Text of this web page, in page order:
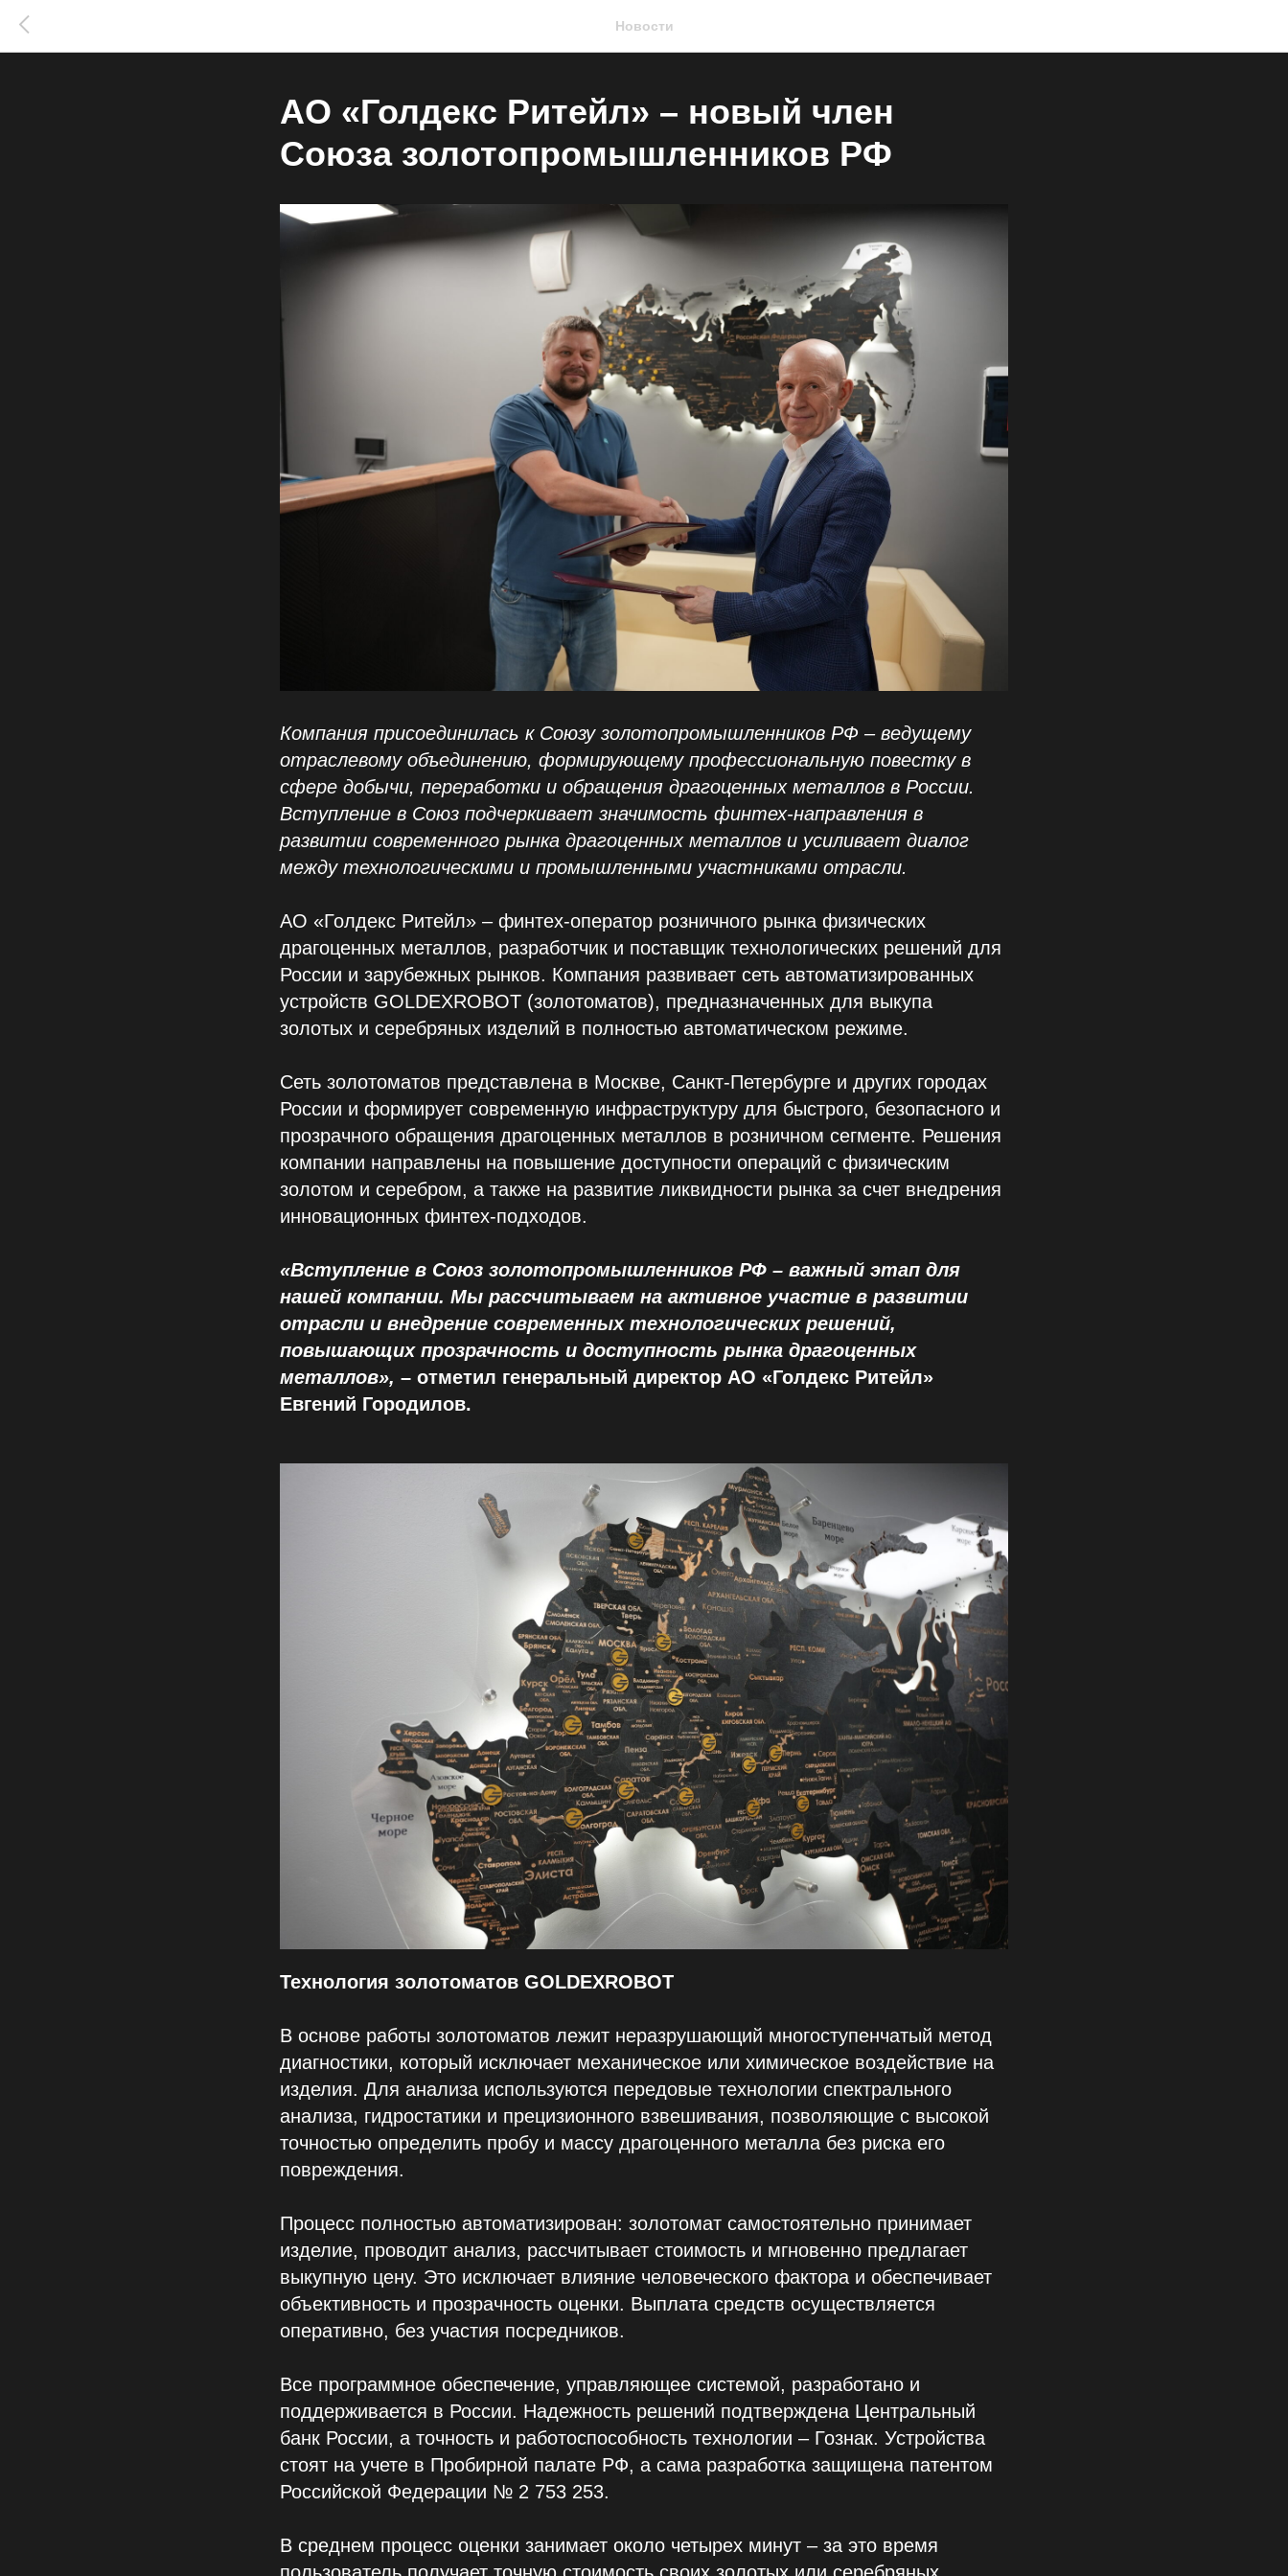
Новости
АО «Голдекс Ритейл» – новый член
Союза золотопромышленников РФ
Компания присоединилась к Союзу золотопромышленников РФ – ведущему
отраслевому объединению, формирующему профессиональную повестку в
сфере добычи, переработки и обращения драгоценных металлов в России.
Вступление в Союз подчеркивает значимость финтех-направления в
развитии современного рынка драгоценных металлов и усиливает диалог
между технологическими и промышленными участниками отрасли.
АО «Голдекс Ритейл» – финтех-оператор розничного рынка физических
драгоценных металлов, разработчик и поставщик технологических решений для
России и зарубежных рынков. Компания развивает сеть автоматизированных
устройств GOLDEXROBOT (золотоматов), предназначенных для выкупа
золотых и серебряных изделий в полностью автоматическом режиме.
Сеть золотоматов представлена в Москве, Санкт-Петербурге и других городах
России и формирует современную инфраструктуру для быстрого, безопасного и
прозрачного обращения драгоценных металлов в розничном сегменте. Решения
компании направлены на повышение доступности операций с физическим
золотом и серебром, а также на развитие ликвидности рынка за счет внедрения
инновационных финтех-подходов.
«Вступление в Союз золотопромышленников РФ – важный этап для
нашей компании. Мы рассчитываем на активное участие в развитии
отрасли и внедрение современных технологических решений,
повышающих прозрачность и доступность рынка драгоценных
металлов», – отметил генеральный директор АО «Голдекс Ритейл»
Евгений Городилов.
Технология золотоматов GOLDEXROBOT
В основе работы золотоматов лежит неразрушающий многоступенчатый метод
диагностики, который исключает механическое или химическое воздействие на
изделия. Для анализа используются передовые технологии спектрального
анализа, гидростатики и прецизионного взвешивания, позволяющие с высокой
точностью определить пробу и массу драгоценного металла без риска его
повреждения.
Процесс полностью автоматизирован: золотомат самостоятельно принимает
изделие, проводит анализ, рассчитывает стоимость и мгновенно предлагает
выкупную цену. Это исключает влияние человеческого фактора и обеспечивает
объективность и прозрачность оценки. Выплата средств осуществляется
оперативно, без участия посредников.
Все программное обеспечение, управляющее системой, разработано и
поддерживается в России. Надежность решений подтверждена Центральный
банк России, а точность и работоспособность технологии – Гознак. Устройства
стоят на учете в Пробирной палате РФ, а сама разработка защищена патентом
Российской Федерации № 2 753 253.
В среднем процесс оценки занимает около четырех минут – за это время